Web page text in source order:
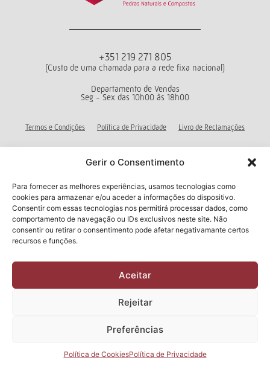
Gerir o Consentimento
Para fornecer as melhores experiências, usamos tecnologias como
cookies para armazenar e/ou aceder a informações do dispositivo.
Consentir com essas tecnologias nos permitirá processar dados, como
comportamento de navegação ou IDs exclusivos neste site. Não
consentir ou retirar o consentimento pode afetar negativamante certos
recursos e funções.
Aceitar
Rejeitar
Preferências
Política de CookiesPolítica de Privacidade
+351 219 271 805
(Custo de uma chamada para a rede fixa nacional)
Departamento de Vendas
Seg - Sex das 10h00 às 18h00
Termos e Condições Política de Privacidade Livro de Reclamações
Newsletter
Li e aceito aPolítica de Privacidade
Submeter
2026 Manuel & Cardoso Lda | Todos os direitos reservados